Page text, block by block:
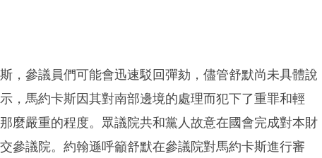
，參議員們可能會迅速駁回彈劾，儘管舒默尚未具體說
，馬約卡斯因其對南部邊境的處理而犯下了重罪和輕
麼嚴重的程度。眾議院共和黨人故意在國會完成對本財
參議院。約翰遜呼籲舒默在參議院對馬約卡斯進行審